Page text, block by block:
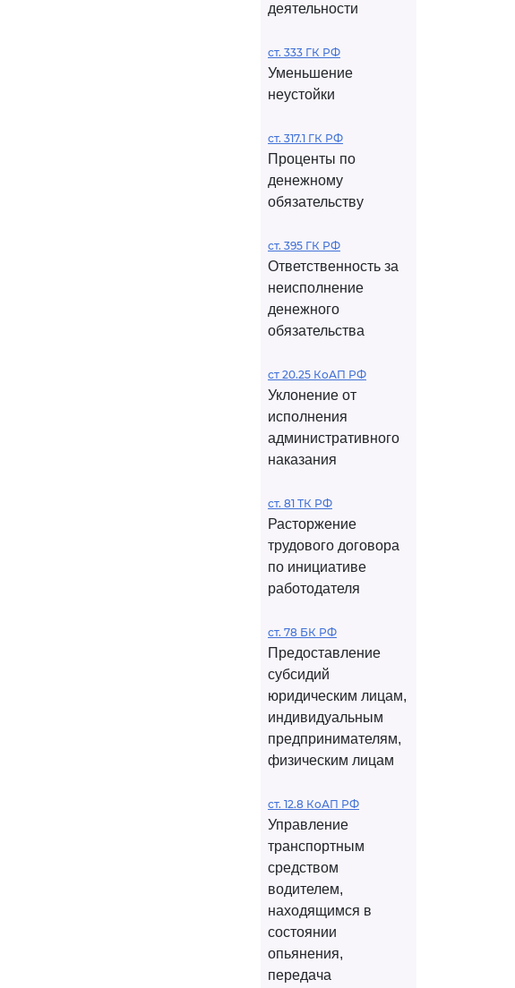
деятельности
ст. 333 ГК РФ
Уменьшение
неустойки
ст. 317.1 ГК РФ
Проценты по
денежному
обязательству
ст. 395 ГК РФ
Ответственность за
неисполнение
денежного
обязательства
ст 20.25 КоАП РФ
Уклонение от
исполнения
административного
наказания
ст. 81 ТК РФ
Расторжение
трудового договора
по инициативе
работодателя
ст. 78 БК РФ
Предоставление
субсидий
юридическим лицам,
индивидуальным
предпринимателям,
физическим лицам
ст. 12.8 КоАП РФ
Управление
транспортным
средством
водителем,
находящимся в
состоянии
опьянения,
передача